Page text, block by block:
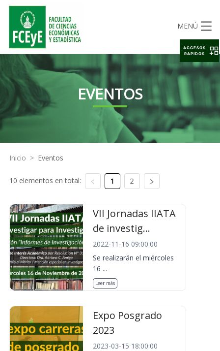
MENÚ
EVENTOS
Inicio > Eventos
10 elementos en total: 1 2
VII Jornadas IIATA
de investig...
2022-11-16 09:00:00
Se realizarán el miércoles
16 ...
Leer más
Expo Posgrado
2023
2023-03-15 18:00:00
ACCESOS
RAPIDOS